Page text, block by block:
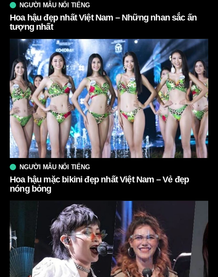
NGƯỜI MẪU NỔI TIẾNG
Hoa hậu đẹp nhất Việt Nam – Những nhan sắc ấn
tượng nhất
NGƯỜI MẪU NỔI TIẾNG
Hoa hậu mặc bikini đẹp nhất Việt Nam – Vẻ đẹp
nóng bỏng